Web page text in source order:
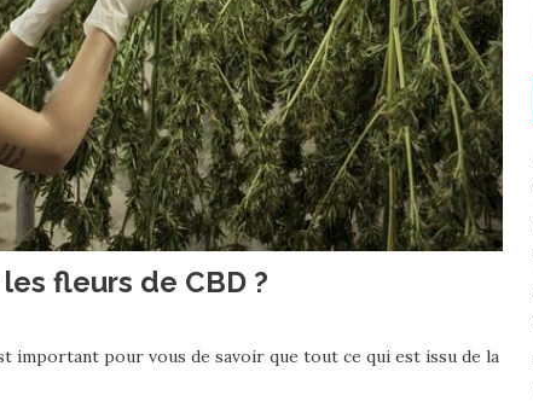
fleurs de CBD ?
important pour vous de savoir que tout ce qui est issu de la